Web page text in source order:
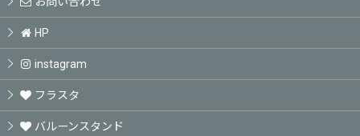
HP
instagram
フラスタ
バルーンスタンド